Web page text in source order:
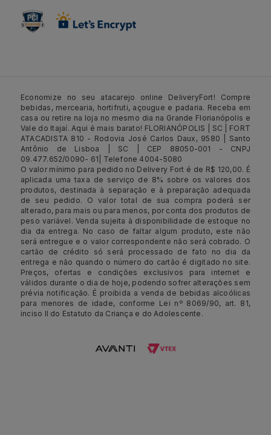
Economize no seu atacarejo online DeliveryFort! Compre
bebidas, mercearia, hortifruti, açougue e padaria. Receba em
casa ou retire na loja no mesmo dia na Grande Florianópolis e
Vale do Itajaí. Aqui é mais barato! FLORIANÓPOLIS | SC | FORT
ATACADISTA 810 - Rodovia José Carlos Daux, 9580 | Santo
Antônio de Lisboa | SC | CEP 88050-001 - CNPJ
09.477.652/0090- 61| Telefone 4004-5080
O valor mínimo para pedido no Delivery Fort é de R$ 120,00. É
aplicada uma taxa de serviço de 8% sobre os valores dos
produtos, destinada à separação e à preparação adequada
de seu pedido. O valor total de sua compra poderá ser
alterado, para mais ou para menos, por conta dos produtos de
peso variável. Venda sujeita à disponibilidade de estoque no
dia da entrega. No caso de faltar algum produto, este não
será entregue e o valor correspondente não será cobrado. O
cartão de crédito só será processado de fato no dia da
entrega e não quando o número do cartão é digitado no site.
Preços, ofertas e condições exclusivos para internet e
válidos durante o dia de hoje, podendo sofrer alterações sem
prévia notificação. É proibida a venda de bebidas alcoólicas
para menores de idade, conforme Lei nº 8069/90, art. 81,
inciso II do Estatuto da Criança e do Adolescente.